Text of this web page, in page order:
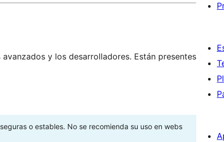
y los desarrolladores. Están presentes
o estables. No se recomienda su uso en webs